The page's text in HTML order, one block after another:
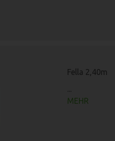
Fella 2,40m
...
MEHR